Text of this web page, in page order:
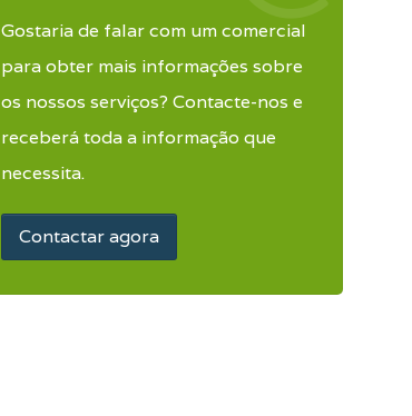
Gostaria de falar com um comercial
para obter mais informações sobre
os nossos serviços? Contacte-nos e
receberá toda a informação que
necessita.
Contactar agora